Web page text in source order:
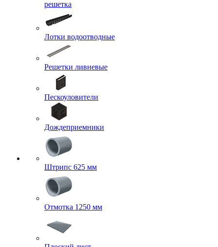
решетка
Лотки водоотводные
Решетки ливневые
Пескоуловители
Дождеприемники
Штрипс 625 мм
Отмотка 1250 мм